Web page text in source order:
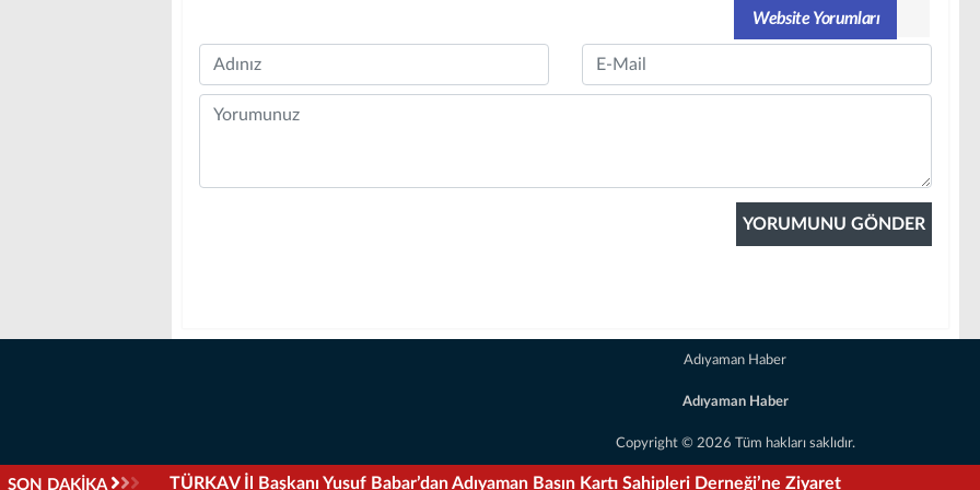
Website Yorumları
Name Email
Comment
Adıyaman Haber
Adıyaman Haber
Copyright © 2026 Tüm hakları saklıdır.
SON DAKİKA
Sahipleri Derneği’ne Ziyaret